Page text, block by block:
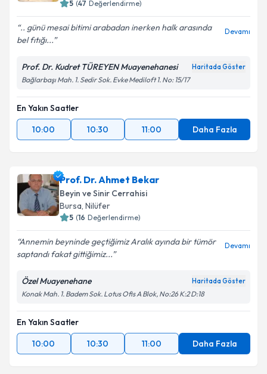
5 (47 Değerlendirme)
.. günü mesai bitimi arabadan inerken halk arasında
bel fıtığı...
Devamı
Prof. Dr. Kudret TÜREYEN Muayenehanesi Haritada Göster
Bağlarbaşı Mah. 1. Sedir Sok. Evke Mediloft 1. No: 15/17
En Yakın Saatler
10:00
10:30 11:00 Daha Fazla
Prof. Dr. Ahmet Bekar
Beyin ve Sinir Cerrahisi
Bursa, Nilüfer
5 (16 Değerlendirme)
Annemin beyninde geçtiğimiz Aralık ayında bir tümör
saptandı fakat gittiğimiz...
Devamı
Özel Muayenehane Haritada Göster
Konak Mah. 1. Badem Sok. Lotus Ofis A Blok, No:26 K:2 D:18
En Yakın Saatler
10:00
10:30 11:00 Daha Fazla